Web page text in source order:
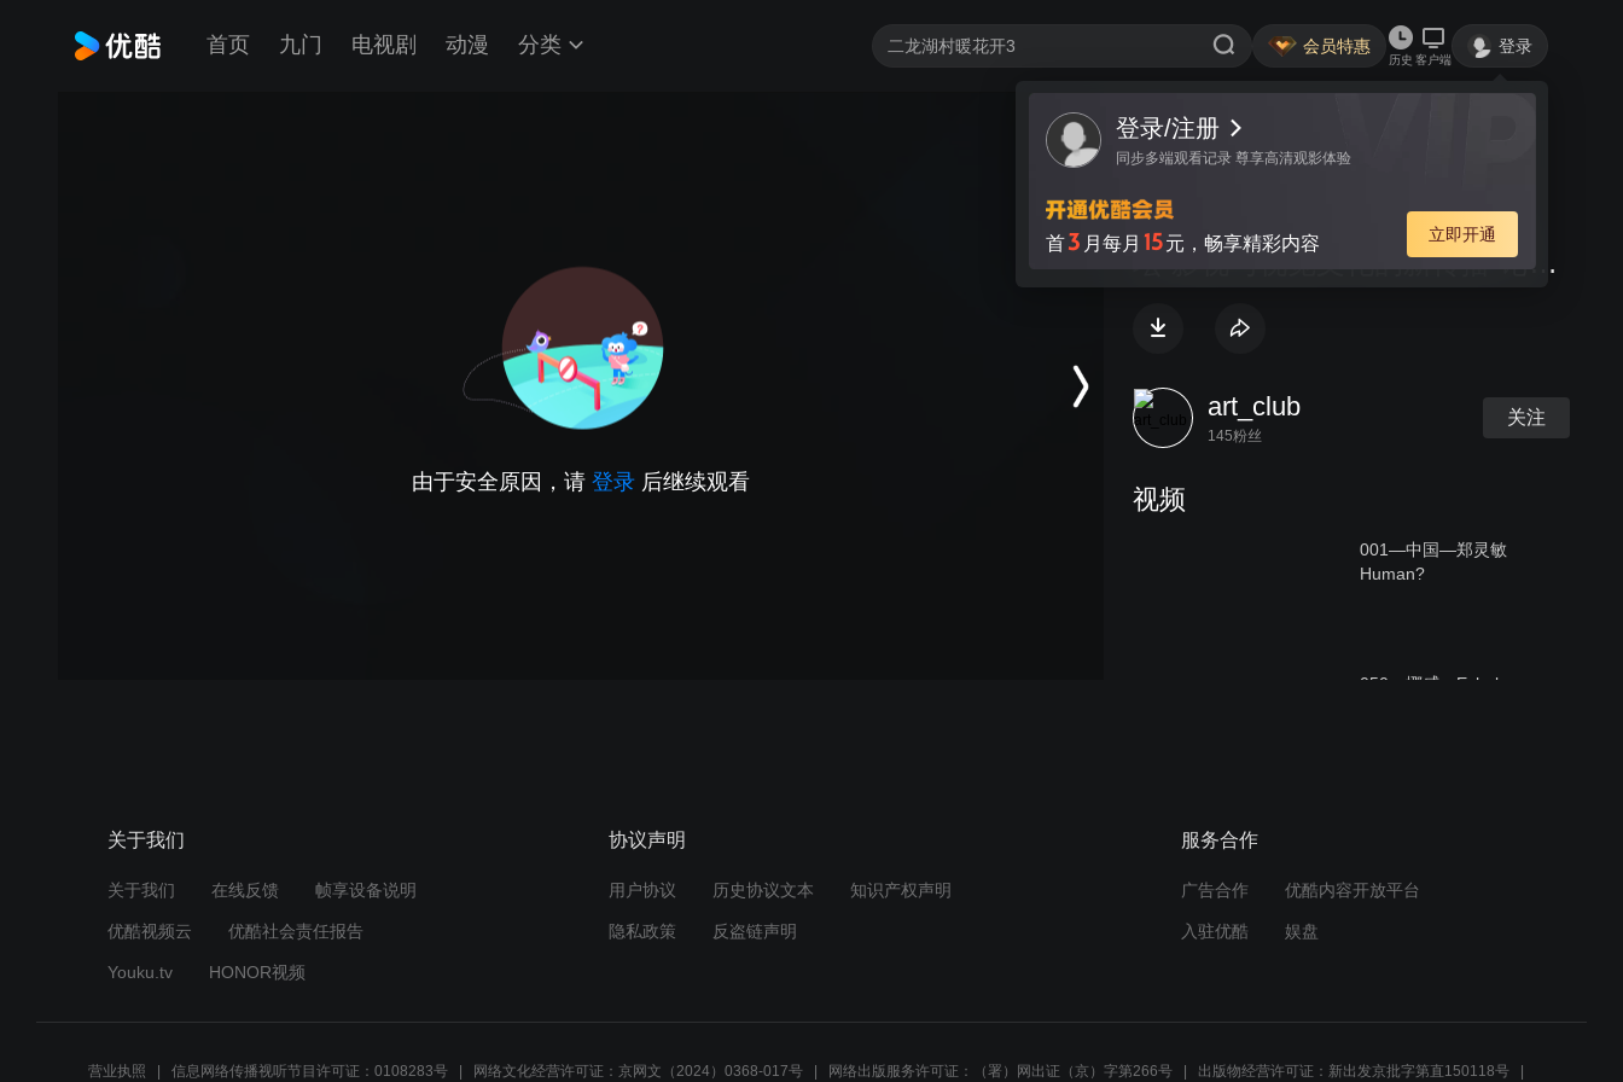
首页 九门 电视剧 动漫 分类 会员特惠
历史 客户端
登录
登录/注册
同步多端观看记录 尊享高清观影体验
首3 月每月 15元，畅享精彩内容 立即开通
由于安全原因，请 登录 后继续观看
视频 讨论
【ARTCLUB现场】国际学术论
坛“影视与视觉文化的新传播”论坛
art_club
145粉丝
关注
视频
001—中国—郑灵敏
Human?
050—挪威—Exhale
关于我们
关于我们 在线反馈 帧享设备说明
优酷视频云 优酷社会责任报告
Youku.tv HONOR视频
协议声明
用户协议 历史协议文本 知识产权声明
隐私政策 反盗链声明
服务合作
广告合作 优酷内容开放平台
入驻优酷 娱盘
营业执照 信息网络传播视听节目许可证：0108283号 网络文化经营许可证：京网文（2024）0368-017号 网络出版服务许可证：（署）网出证（京）字第266号 出版物经营许可证：新出发京批字第直150118号